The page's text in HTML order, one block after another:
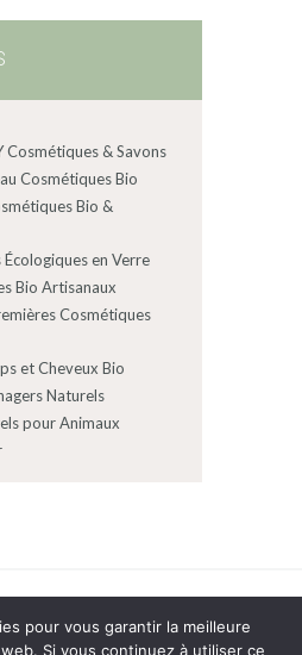
Cosmétiques & Savons
Cosmétiques Bio
Bio &
en Verre
Bio Artisanaux
Cosmétiques
et Cheveux Bio
Naturels
pour Animaux
2026 All rights reserved.
pour vous garantir la meilleure
Si vous continuez à utiliser ce